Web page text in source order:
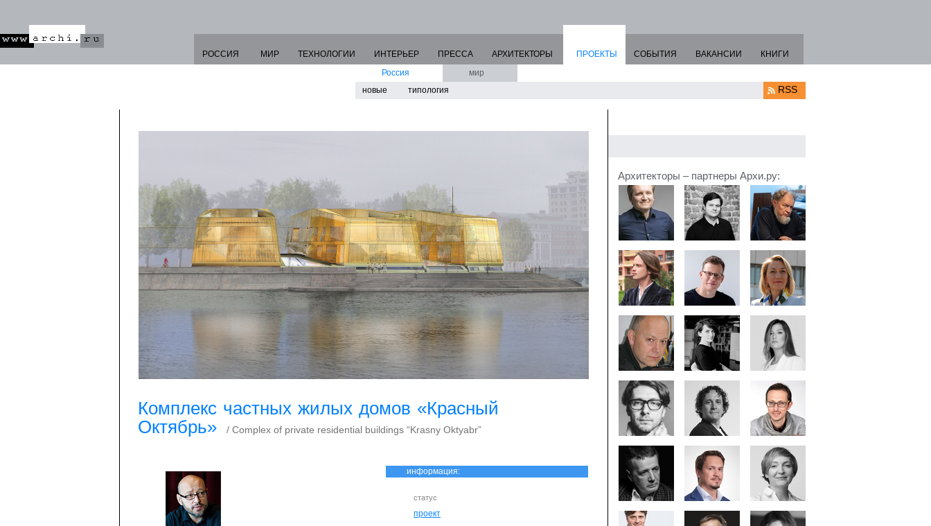
РОССИЯ МИР ТЕХНОЛОГИИ ИНТЕРЬЕР ПРЕССА АРХИТЕКТОРЫ
ПРОЕКТЫ
Россия
новые
типология
мир
СОБЫТИЯ ВАКАНСИИ КНИГИ
RSS
Комплекс частных жилых домов «Красный
Октябрь»
/ Complex of private residential buildings “Krasny Oktyabr”
информация:
статус
проект
Архитекторы – партнеры Архи.ру: